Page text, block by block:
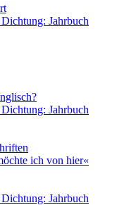
Jahrbuch
Jahrbuch
ich von hier«
Jahrbuch